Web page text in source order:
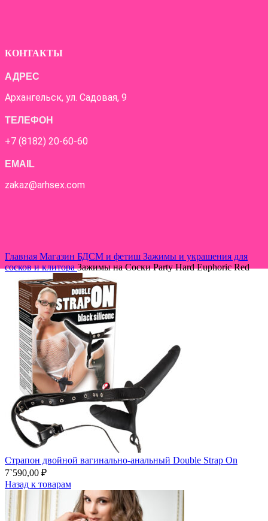
КОНТАКТЫ
АДРЕС
Архангельск, ул. Садовая, 9
ТЕЛЕФОН
+7 (8182) 20-60-60
EMAIL
zakaz@arhsex.com
Главная Магазин БДСМ и фетиш Зажимы и украшения для
сосков и клитораЗажимы на Cоски Party Hard Euphoric Red
Страпон двойной вагинально-анальный Double Strap On
7`590,00 ₽
Назад к товарам